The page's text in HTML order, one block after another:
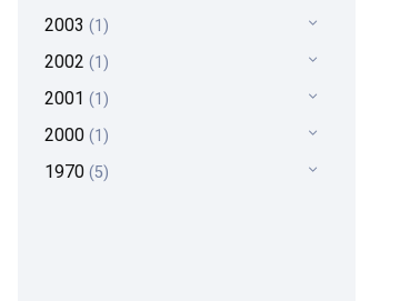
2003 (1)
2002 (1)
2001 (1)
2000 (1)
1970 (5)